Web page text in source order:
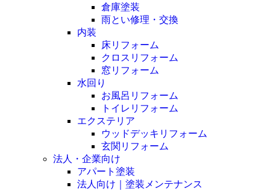
倉庫塗装
雨とい修理・交換
内装
床リフォーム
クロスリフォーム
窓リフォーム
水回り
お風呂リフォーム
トイレリフォーム
エクステリア
ウッドデッキリフォーム
玄関リフォーム
法人・企業向け
アパート塗装
法人向け｜塗装メンテナンス